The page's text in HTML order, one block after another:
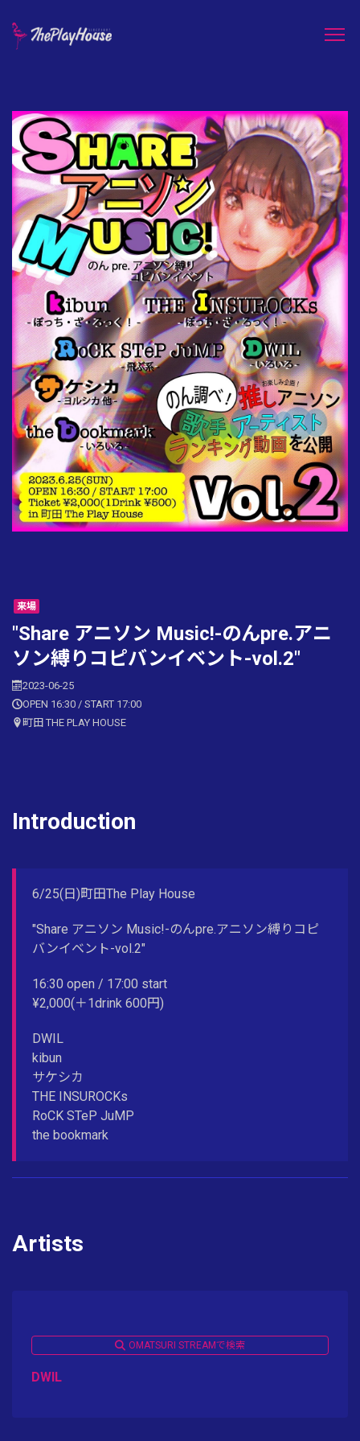
来場
"Share アニソン Music!-のんpre.アニ
ソン縛りコピバンイベント-vol.2"
2023-06-25
OPEN 16:30 / START 17:00
町田 THE PLAY HOUSE
Introduction
6/25(日)町田The Play House
"Share アニソン Music!-のんpre.アニソン縛りコピ
バンイベント-vol.2"
16:30 open / 17:00 start
¥2,000(＋1drink 600円)
DWIL
kibun
サケシカ
THE INSUROCKs
RoCK STeP JuMP
the bookmark
Artists
OMATSURI STREAMで検索
DWIL